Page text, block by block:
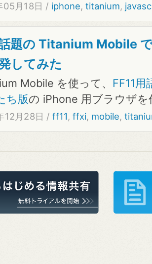
05月18日 / iphone,titanium,
題の Titanium Mobile
してみた
Mobile を使って、 FF11
ち版の iPhone 用ブラウザ
12月28日 /ff11,ffxi, mobile,